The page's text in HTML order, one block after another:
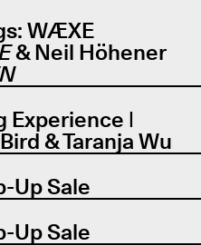
WÆXE
& Neil Höhener
Experience |
& Taranja Wu
Up Sale
Up Sale